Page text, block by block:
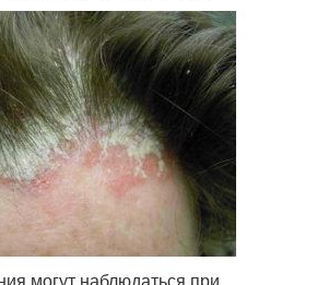
могут наблюдаться при